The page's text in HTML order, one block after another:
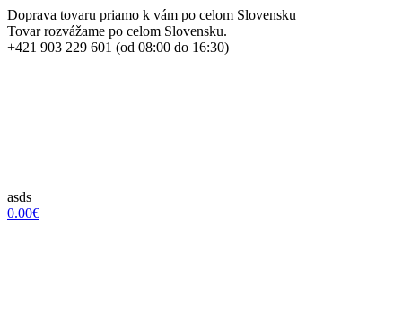
Doprava tovaru priamo k vám po celom Slovensku
Tovar rozvážame po celom Slovensku.
+421 903 229 601 (od 08:00 do 16:30)
asds
0.00€